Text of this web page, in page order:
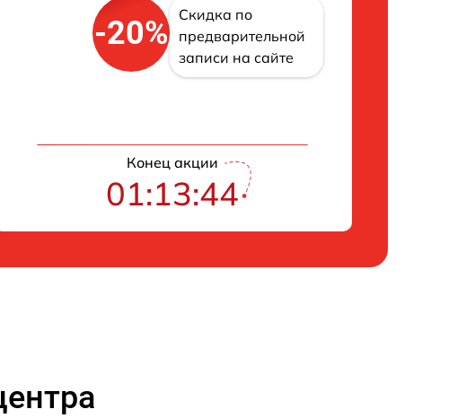
-20%
Скидка по
предварительной
записи на сайте
Конец акции
01:13:43